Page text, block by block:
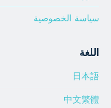
سياسة الخصوصية
اللغة
日本語
中文繁體